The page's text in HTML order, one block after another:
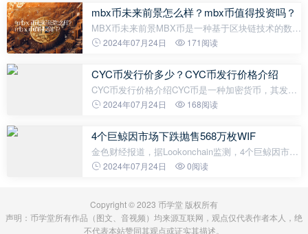
吗？BNB币的前景如何？下面我们来一起探讨
mbx币未来前景怎么样？mbx币值得投资吗？
MBX币未来前景MBX币是一种基于区块链技术的数字
货币，由于它的去中心化、匿名等特点，越来越受到
呢？从近期的发展情况来看，MBX币的未来
2024年07月24日 171阅读
CYC币发行价多少？CYC币发行价格介绍
CYC币发行价格介绍CYC币是一种加密货币，其发行
价格是根据市场需求和供应进行确定的。以下将介绍
定在CYC币初始发行阶段，其发行
2024年07月24日 168阅读
4个巨鲸因市场下跌抛售568万枚WIF
金色财经报道，据Lookonchain监测，4个巨鲸因市场
下跌抛售568万枚WIF（约1241万美元）。其中：
2024年07月24日 0阅读
Copyright © 2023 币学堂 版权所有
声明：币学堂所有作品（图文、音视频）均来源互联网，观点仅代表作者本人，绝
不代表本站赞同其观点或证实其描述。